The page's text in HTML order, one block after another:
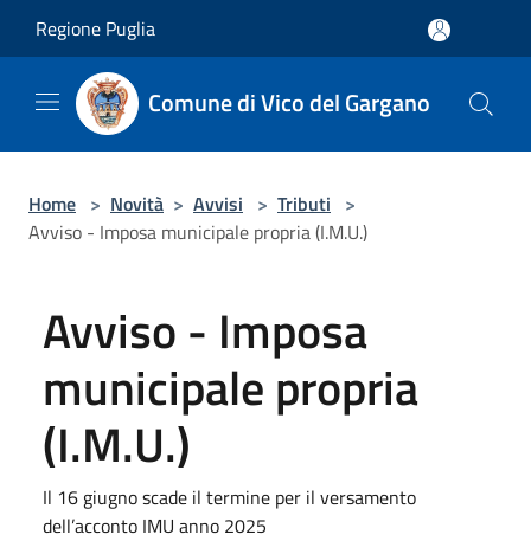
Regione Puglia
Comune di Vico del Gargano
Home > Novità > Avvisi > Tributi >
Avviso - Imposa municipale propria (I.M.U.)
Avviso - Imposa
municipale propria
(I.M.U.)
Il 16 giugno scade il termine per il versamento
dell’acconto IMU anno 2025